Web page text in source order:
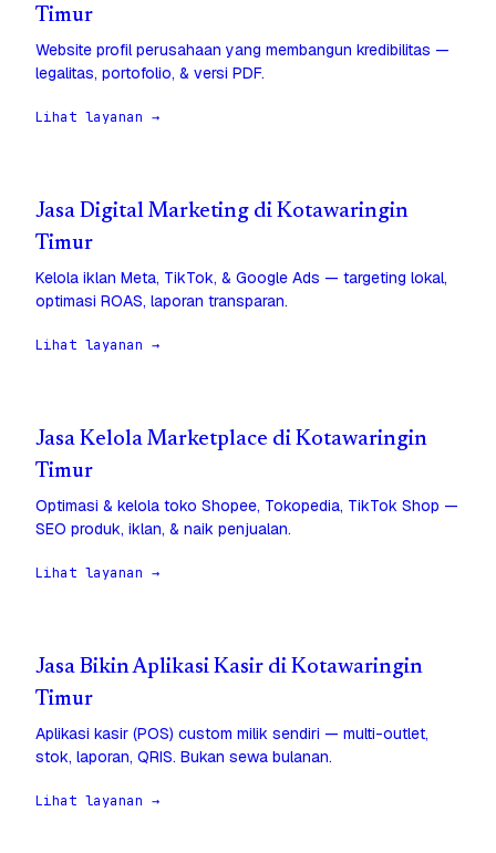
Timur
Website profil perusahaan yang membangun kredibilitas —
legalitas, portofolio, & versi PDF.
Lihat layanan →
Jasa Digital Marketing di Kotawaringin
Timur
Kelola iklan Meta, TikTok, & Google Ads — targeting lokal,
optimasi ROAS, laporan transparan.
Lihat layanan →
Jasa Kelola Marketplace di Kotawaringin
Timur
Optimasi & kelola toko Shopee, Tokopedia, TikTok Shop —
SEO produk, iklan, & naik penjualan.
Lihat layanan →
Jasa Bikin Aplikasi Kasir di Kotawaringin
Timur
Aplikasi kasir (POS) custom milik sendiri — multi-outlet,
stok, laporan, QRIS. Bukan sewa bulanan.
Lihat layanan →